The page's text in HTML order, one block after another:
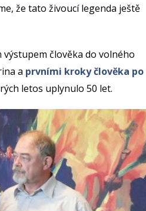
že tato živoucí legenda ještě
člověka do volného
a prvními kroky člověka po
letos uplynulo 50 let.